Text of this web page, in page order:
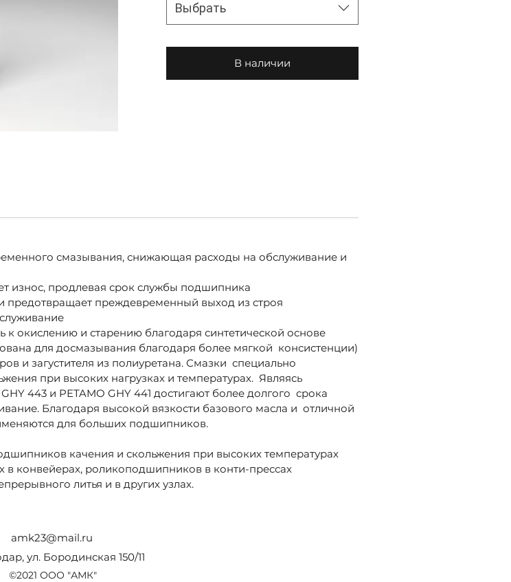
Выбрать
В наличии
смазывания, снижающая расходы на обслуживание и
износ, продлевая срок службы подшипника
предотвращает преждевременный выход из строя
к окислению и старению благодаря синтетической основе
для досмазывания благодаря более мягкой консистенции)
и загустителя из полиуретана. Смазки специально
при высоких нагрузках и температурах. Являясь
443 и PETAMO GHY 441 достигают более долгого срока
Благодаря высокой вязкости базового масла и отличной
для больших подшипников.
качения и скольжения при высоких температурах
в конвейерах, роликоподшипников в конти-прессах
литья и в других узлах.
amk23@mail.ru
ул. Бородинская 150/11
©2021 ООО "АМК"